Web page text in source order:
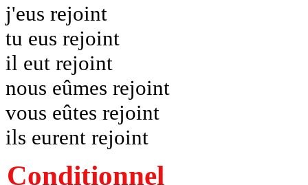
j'eus rejoint
tu eus rejoint
il eut rejoint
nous eûmes rejoint
vous eûtes rejoint
ils eurent rejoint
Conditionnel